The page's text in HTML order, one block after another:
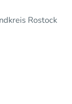
Rostock